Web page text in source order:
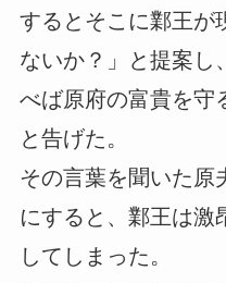
するとそこに鄴王が
ないか？」と提案し
べば原府の富貴を守
と告げた。
その言葉を聞いた原
にすると、鄴王は激
してしまった。